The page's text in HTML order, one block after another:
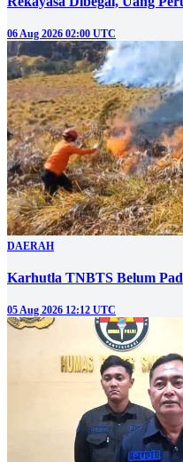
06 Aug 2026 02:00 UTC
DAERAH
Karhutla TNBTS Belum
05 Aug 2026 12:12 UTC